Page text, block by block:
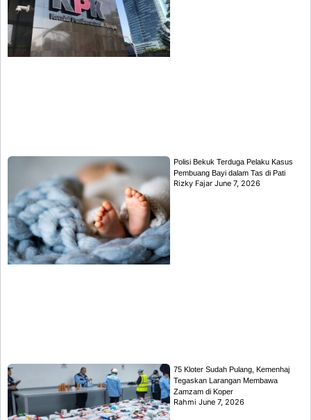
Polisi Bekuk Terduga Pelaku Kasus
Pembuang Bayi dalam Tas di Pati
Rizky FajarJune 7, 2026
75 Kloter Sudah Pulang, Kemenhaj
Tegaskan Larangan Membawa
Zamzam di Koper
RahmiJune 7, 2026